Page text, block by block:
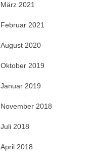
März 2021
Februar 2021
August 2020
Oktober 2019
Januar 2019
November 2018
Juli 2018
April 2018